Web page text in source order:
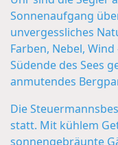
Sonnenaufgang
unvergessliches
Farben, Nebel,
Südende des Sees
anmutendes
Die
statt. Mit kühlem
sonnengebräunte